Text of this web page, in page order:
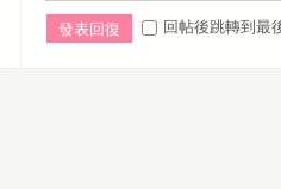
發表回復 回帖後跳轉到最